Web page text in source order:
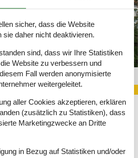
bereits verrät, ist die Region vor
geprägt. Somit eignet sie
Radtouren für die ganze Familie,
schaffbar sind. Dabei können von
sicher, dass die Website
sie daher nicht deaktivieren.
sind, dass wir Ihre Statistiken
Website zu verbessern und
Fall werden anonymisierte
weitergeleitet.
aller Cookies akzeptieren, erklären
(zusätzlich zu Statistiken), dass
Marketingzwecke an Dritte
in Bezug auf Statistiken und/oder